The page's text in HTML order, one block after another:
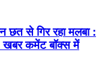
से गिर रहा मलबा :
खबर कमेंट बॉक्स में